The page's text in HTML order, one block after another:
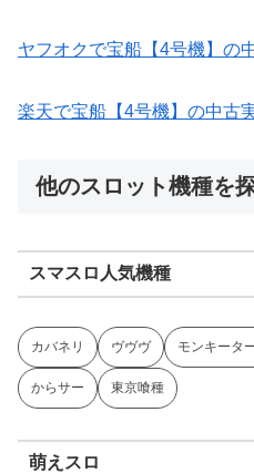
ヤフオクで宝船【4号機】の
楽天で宝船【4号機】の中古
他のスロット機種を
スマスロ人気機種
カバネリ ヴヴヴ モンキータ
からサー 東京喰種
萌えスロ